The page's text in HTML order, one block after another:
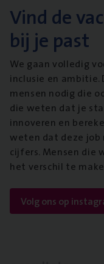
Vind de
bij je past
We gaan volledig
inclusie en ambitie.
mensen nodig die
die weten dat je
innoveren en
weten dat deze job
cijfers. Mensen die
het verschil te
Volg ons op